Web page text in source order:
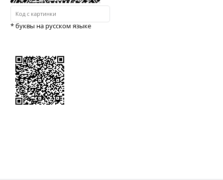
* буквы на русском языке